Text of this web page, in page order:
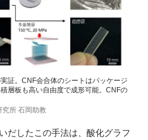
証。CNF会合体のシートはパッケージ
層板も高い自由度で成形可能。CNFの
所 石岡助教
だしたこの手法は、酸化グラフ